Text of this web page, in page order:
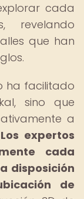
cada
revelando
que han
ha facilitado
sino que
a
Los expertos
cada
disposición
de